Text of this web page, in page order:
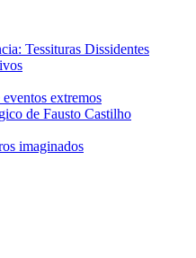
Tessituras Dissidentes
extremos
de Fausto Castilho
imaginados